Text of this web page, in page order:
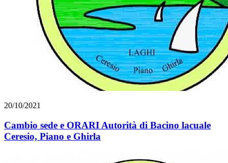
20/10/2021
Cambio sede e ORARI Autorità di Bacino lacuale
Ceresio, Piano e Ghirla